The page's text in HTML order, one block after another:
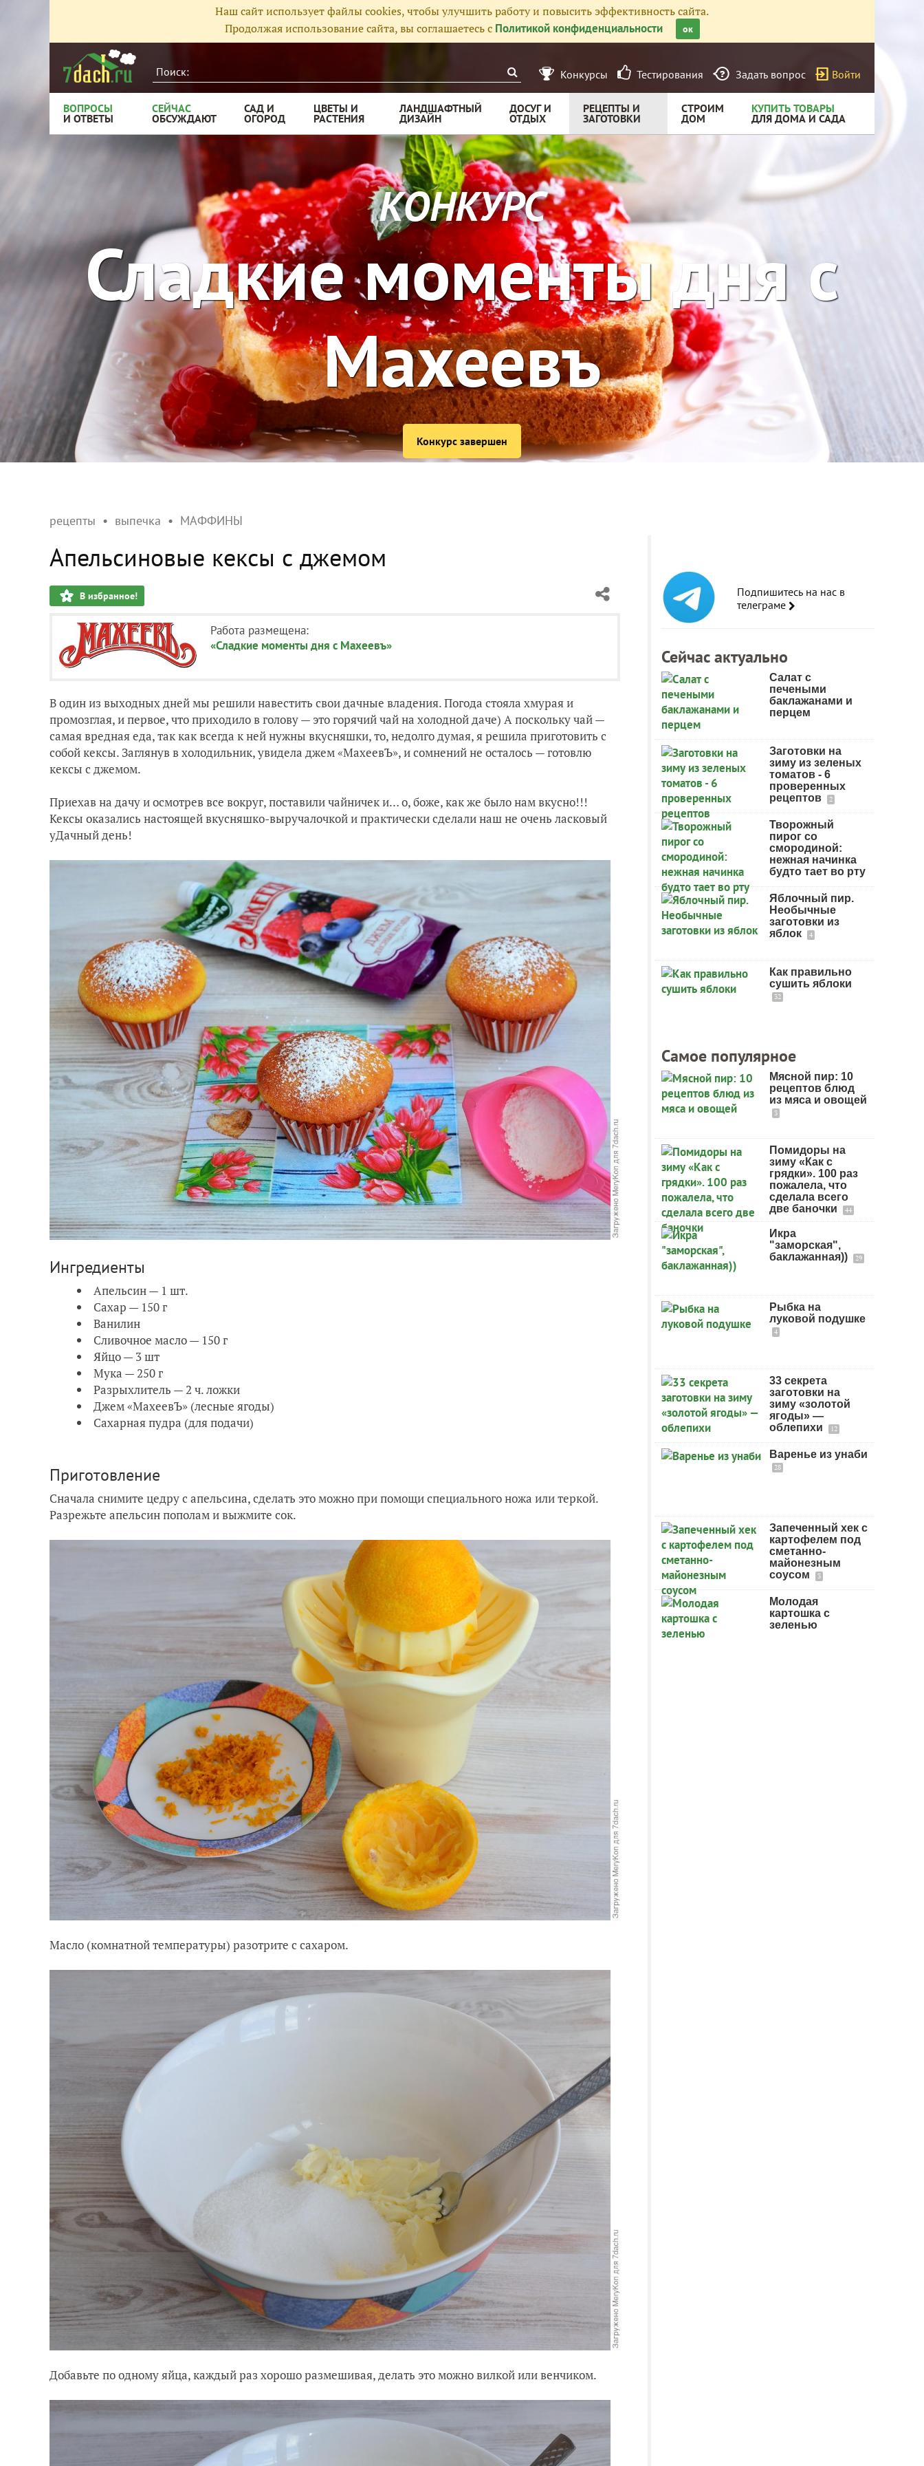
КОНКУРС
Сладкие моменты дня с
Махеевъ
Конкурс завершен
Наш сайт использует файлы cookies, чтобы улучшить работу и повысить эффективность сайта.
Продолжая использование сайта, вы соглашаетесь с Политикой конфиденциальности ок
Конкурсы Тестирования Задать вопрос Войти
ВОПРОСЫ
И ОТВЕТЫ
СЕЙЧАС
ОБСУЖДАЮТ
САД И
ОГОРОД
ЦВЕТЫ И
РАСТЕНИЯ
ЛАНДШАФТНЫЙ
ДИЗАЙН
ДОСУГ И
ОТДЫХ
РЕЦЕПТЫ И
ЗАГОТОВКИ
СТРОИМ
ДОМ
КУПИТЬ ТОВАРЫ
ДЛЯ ДОМА И САДА
рецепты выпечка МАФФИНЫ
Апельсиновые кексы с джемом
В избранное!
Работа размещена:
«Сладкие моменты дня с Махеевъ»
В один из выходных дней мы решили навестить свои дачные владения. Погода стояла хмурая и
промозглая, и первое, что приходило в голову — это горячий чай на холодной даче) А поскольку чай —
самая вредная еда, так как всегда к ней нужны вкусняшки, то, недолго думая, я решила приготовить с
собой кексы. Заглянув в холодильник, увидела джем «МахеевЪ», и сомнений не осталось — готовлю
кексы с джемом.
Приехав на дачу и осмотрев все вокруг, поставили чайничек и… о, боже, как же было нам вкусно!!!
Кексы оказались настоящей вкусняшко-выручалочкой и практически сделали наш не очень ласковый
уДачный день!
Ингредиенты
Апельсин — 1 шт.
Сахар — 150 г
Ванилин
Сливочное масло — 150 г
Яйцо — 3 шт
Мука — 250 г
Разрыхлитель — 2 ч. ложки
Джем «МахеевЪ» (лесные ягоды)
Сахарная пудра (для подачи)
Приготовление
Сначала снимите цедру с апельсина, сделать это можно при помощи специального ножа или теркой.
Разрежьте апельсин пополам и выжмите сок.
Масло (комнатной температуры) разотрите с сахаром.
Добавьте по одному яйца, каждый раз хорошо размешивая, делать это можно вилкой или венчиком.
Подпишитесь на нас в
телеграме
Сейчас актуально
Салат с
печеными
баклажанами и
перцем
Заготовки на
зиму из зеленых
томатов - 6
проверенных
рецептов
2
Творожный
пирог со
смородиной:
нежная начинка
будто тает во рту
Яблочный пир.
Необычные
заготовки из
яблок
4
Как правильно
сушить яблоки
32
Самое популярное
Мясной пир: 10
рецептов блюд
из мяса и овощей
3
Помидоры на
зиму «Как с
грядки». 100 раз
пожалела, что
сделала всего
две баночки
44
Икра
"заморская",
баклажанная))
29
Рыбка на
луковой подушке
4
33 cекрета
заготовки на
зиму «золотой
ягоды» —
облепихи
12
Варенье из унаби
28
Запеченный хек с
картофелем под
сметанно-
майонезным
соусом
3
Молодая
картошка с
зеленью